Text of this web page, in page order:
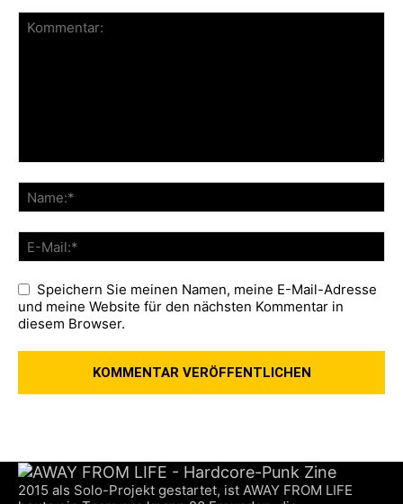
Speichern Sie meinen Namen, meine E-Mail-Adresse
und meine Website für den nächsten Kommentar in
diesem Browser.
2015 als Solo-Projekt gestartet, ist AWAY FROM LIFE